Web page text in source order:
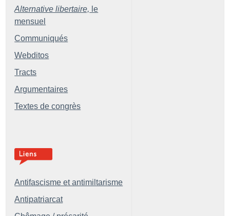
Alternative libertaire, le
mensuel
Communiqués
Webditos
Tracts
Argumentaires
Textes de congrès
Antifascisme et antimiltarisme
Antipatriarcat